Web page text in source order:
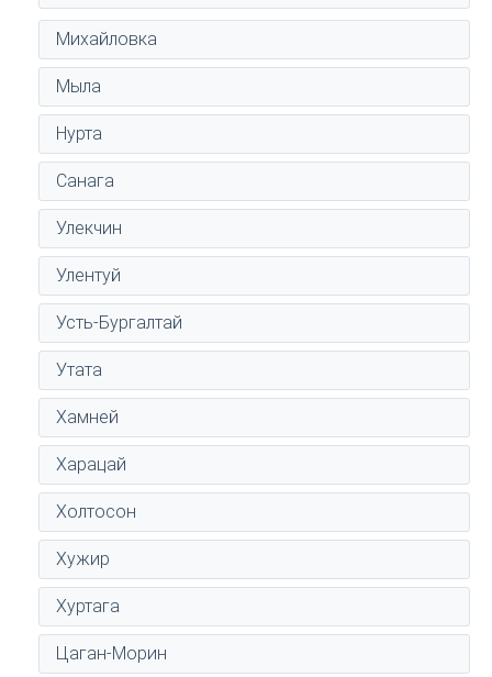
Михайловка
Мыла
Нурта
Санага
Улекчин
Улентуй
Усть-Бургалтай
Утата
Хамней
Харацай
Холтосон
Хужир
Хуртага
Цаган-Морин